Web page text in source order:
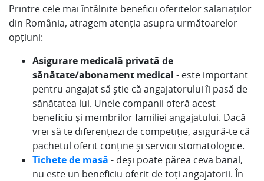
Printre cele mai întâlnite beneficii oferitelor salariaților
din România, atragem atenția asupra următoarelor
opțiuni:
Asigurare medicală privată de
sănătate/abonament medical - este important
pentru angajat să știe că angajatorului îi pasă de
sănătatea lui. Unele companii oferă acest
beneficiu și membrilor familiei angajatului. Dacă
vrei să te diferențiezi de competiție, asigură-te că
pachetul oferit conține și servicii stomatologice.
Tichete de masă - deși poate părea ceva banal,
nu este un beneficiu oferit de toți angajatorii. În